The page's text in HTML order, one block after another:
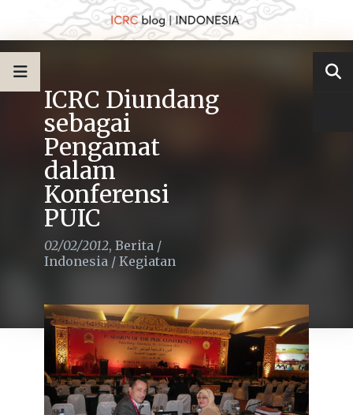
ICRC Diundang
sebagai
Pengamat
dalam
Konferensi
PUIC
02/02/2012, Berita /
Indonesia / Kegiatan